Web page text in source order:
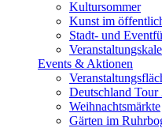
Kultursommer
Kunst im
Stadt- und
Events & Aktionen
Deutschland Tour
Weihnachtsmärkte
Gärten im